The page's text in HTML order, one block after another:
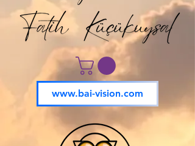
www.bai-vision.com